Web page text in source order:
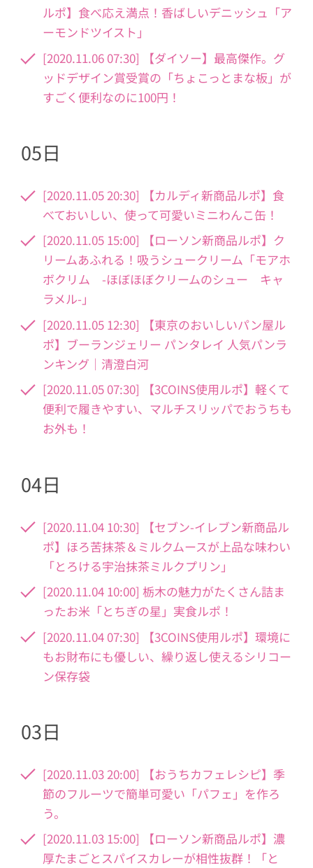
ルポ】食べ応え満点！香ばしいデニッシュ「ア
ーモンドツイスト」
[2020.11.06 07:30] 【ダイソー】最高傑作。グ
ッドデザイン賞受賞の「ちょこっとまな板」が
すごく便利なのに100円！
05日
[2020.11.05 20:30] 【カルディ新商品ルポ】食
べておいしい、使って可愛いミニわんこ缶！
[2020.11.05 15:00] 【ローソン新商品ルポ】ク
リームあふれる！吸うシュークリーム「モアホ
ボクリム -ほぼほぼクリームのシュー キャ
ラメル-」
[2020.11.05 12:30] 【東京のおいしいパン屋ル
ポ】ブーランジェリー パンタレイ 人気パンラ
ンキング｜清澄白河
[2020.11.05 07:30] 【3COINS使用ルポ】軽くて
便利で履きやすい、マルチスリッパでおうちも
お外も！
04日
[2020.11.04 10:30] 【セブン-イレブン新商品ル
ポ】ほろ苦抹茶＆ミルクムースが上品な味わい
「とろける宇治抹茶ミルクプリン」
[2020.11.04 10:00] 栃木の魅力がたくさん詰ま
ったお米「とちぎの星」実食ルポ！
[2020.11.04 07:30] 【3COINS使用ルポ】環境に
もお財布にも優しい、繰り返し使えるシリコー
ン保存袋
03日
[2020.11.03 20:00] 【おうちカフェレシピ】季
節のフルーツで簡単可愛い「パフェ」を作ろ
う。
[2020.11.03 15:00] 【ローソン新商品ルポ】濃
厚たまごとスパイスカレーが相性抜群！「と